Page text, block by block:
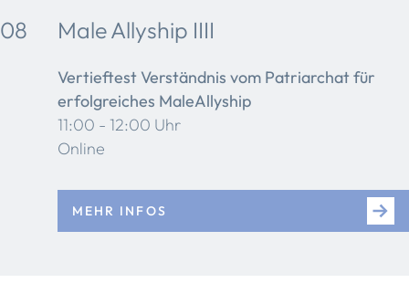
08 Male Allyship IIII
Vertieftest Verständnis vom Patriarchat für
erfolgreiches MaleAllyship
11:00 - 12:00 Uhr
Online
MEHR INFOS